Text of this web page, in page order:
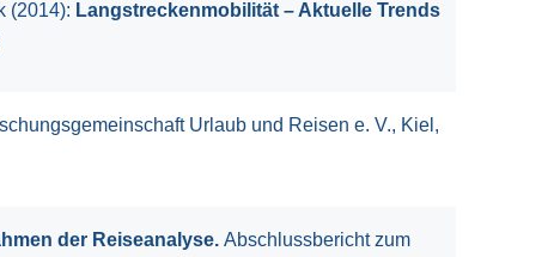
(2014): Langstreckenmobilität – Aktuelle Trends
Urlaub und Reisen e. V., Kiel,
der Reiseanalyse. Abschlussbericht zum